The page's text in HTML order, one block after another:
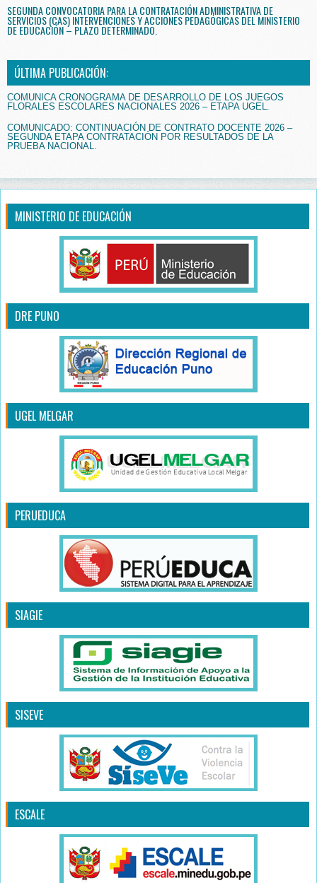
SEGUNDA CONVOCATORIA PARA LA CONTRATACIÓN ADMINISTRATIVA DE
SERVICIOS (CAS) INTERVENCIONES Y ACCIONES PEDAGÓGICAS DEL MINISTERIO
DE EDUCACIÓN – PLAZO DETERMINADO.
ÚLTIMA PUBLICACIÓN:
COMUNICA CRONOGRAMA DE DESARROLLO DE LOS JUEGOS
FLORALES ESCOLARES NACIONALES 2026 – ETAPA UGEL.
COMUNICADO: CONTINUACIÓN DE CONTRATO DOCENTE 2026 –
SEGUNDA ETAPA CONTRATACIÓN POR RESULTADOS DE LA
PRUEBA NACIONAL.
MINISTERIO DE EDUCACIÓN
DRE PUNO
UGEL MELGAR
PERUEDUCA
SIAGIE
SISEVE
ESCALE